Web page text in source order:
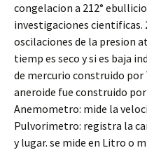
congelacion a 212°
investigaciones cientificas.
oscilaciones de la presion
tiemp es seco y si es baja
de mercurio construido
aneroide fue construido por
Anemometro: mide la
Pulvorimetro: registra la
y lugar. se mide en Litro o